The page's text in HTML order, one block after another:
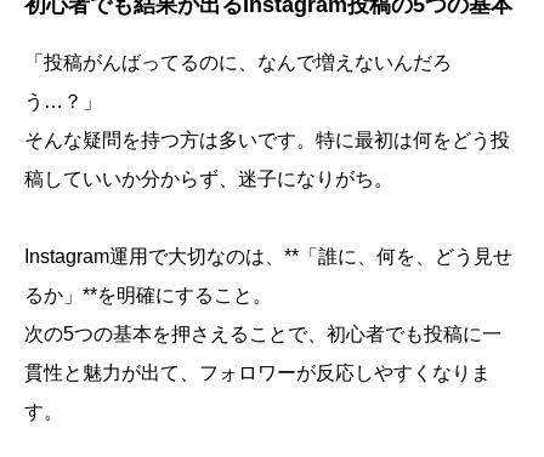
「投稿がんばってるのに、なんで増えないんだろ
う…？」
そんな疑問を持つ方は多いです。特に最初は何をどう投
稿していいか分からず、迷子になりがち。
Instagram運用で大切なのは、**「誰に、何を、どう見せ
るか」**を明確にすること。
次の5つの基本を押さえることで、初心者でも投稿に一
貫性と魅力が出て、フォロワーが反応しやすくなりま
す。